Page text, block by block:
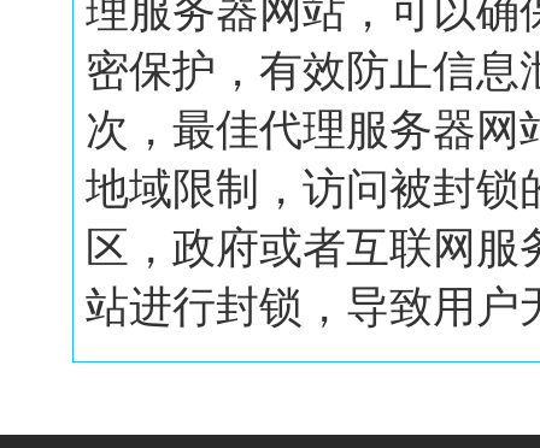
理服务器网站，可以确
密保护，有效防止信
次，最佳代理服务器
地域限制，访问被封锁
区，政府或者互联网
站进行封锁，导致用户